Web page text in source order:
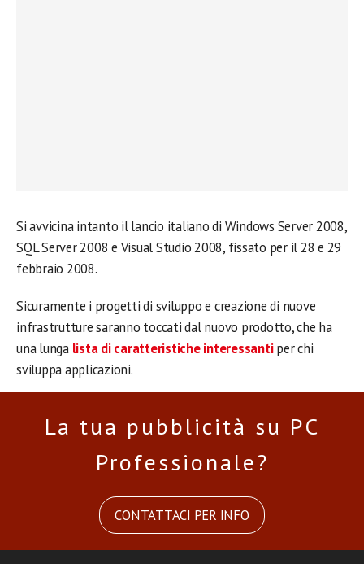
Si avvicina intanto il lancio italiano di Windows Server 2008,
SQL Server 2008 e Visual Studio 2008, fissato per il 28 e 29
febbraio 2008.
Sicuramente i progetti di sviluppo e creazione di nuove
infrastrutture saranno toccati dal nuovo prodotto, che ha
una lunga lista di caratteristiche interessantiper chi
sviluppa applicazioni.
La tua pubblicità su PC
Professionale?
CONTATTACI PER INFO